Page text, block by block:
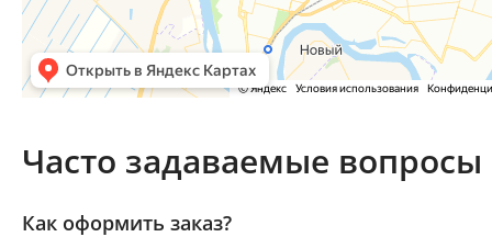
Часто задаваемые вопросы
Как оформить заказ?